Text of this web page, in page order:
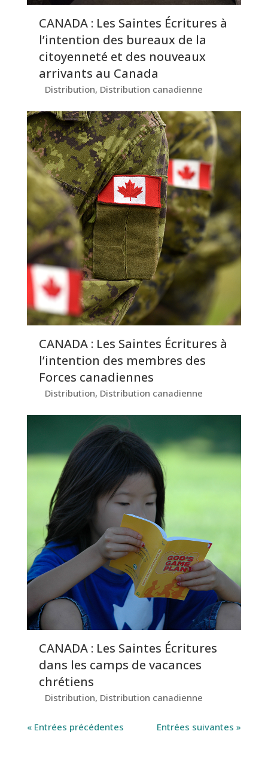
CANADA : Les Saintes Écritures à
l’intention des bureaux de la
citoyenneté et des nouveaux
arrivants au Canada
Distribution, Distribution canadienne
CANADA : Les Saintes Écritures à
l’intention des membres des
Forces canadiennes
Distribution, Distribution canadienne
CANADA : Les Saintes Écritures
dans les camps de vacances
chrétiens
Distribution, Distribution canadienne
« Entrées précédentes Entrées suivantes »